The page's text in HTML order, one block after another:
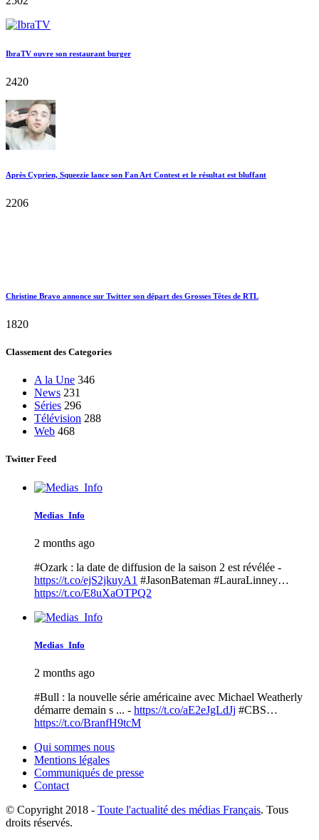
IbraTV ouvre son restaurant burger
2420
Après Cyprien, Squeezie lance son Fan Art Contest et le résultat est bluffant
2206
Christine Bravo annonce sur Twitter son départ des Grosses Têtes de RTL
1820
Classement des Categories
A la Une 346
News 231
Séries 296
Télévision 288
Web 468
Twitter Feed
Medias_Info
2 months ago
#Ozark : la date de diffusion de la saison 2 est révélée -
https://t.co/ejS2jkuyA1 #JasonBateman #LauraLinney…
https://t.co/E8uXaOTPQ2
Medias_Info
2 months ago
#Bull : la nouvelle série américaine avec Michael Weatherly
démarre demain s ... - https://t.co/aE2eJgLdJj #CBS…
https://t.co/BranfH9tcM
Qui sommes nous
Mentions légales
Communiqués de presse
Contact
© Copyright 2018 - Toute l'actualité des médias Français. Tous
droits réservés.